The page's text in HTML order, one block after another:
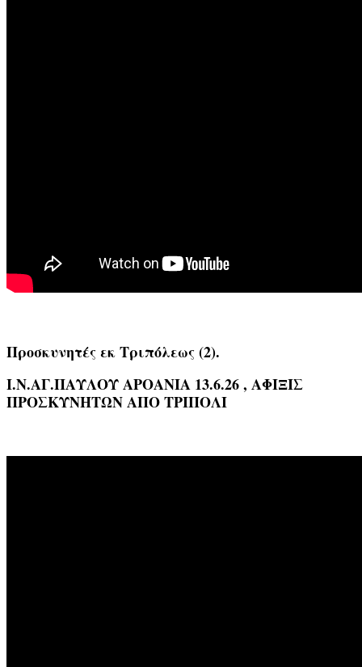
Προσκυνητές εκ Τριπόλεως (2).
Ι.Ν.ΑΓ.ΠΑΥΛΟΥ ΑΡΟΑΝΙΑ 13.6.26 , ΑΦΙΞΙΣ
ΠΡΟΣΚΥΝΗΤΩΝ ΑΠΟ ΤΡΙΠΟΛΙ